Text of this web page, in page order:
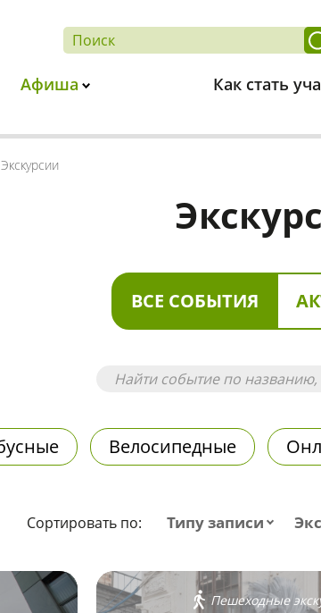
Афиша Как стать
Экскурсии
ВСЕ СОБЫТИЯ
Велосипедные
Сортировать по: Типу записи
Пешеходные